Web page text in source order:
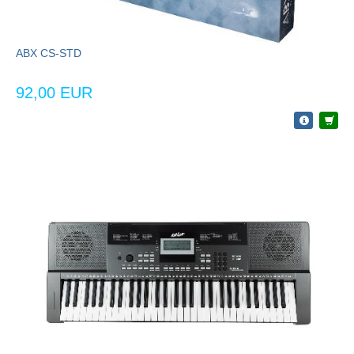
ABX CS-STD
92,00 EUR